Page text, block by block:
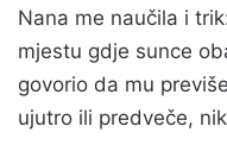
Nana me naučila i
mjestu gdje sunce
govorio da mu
ujutro ili predveče,